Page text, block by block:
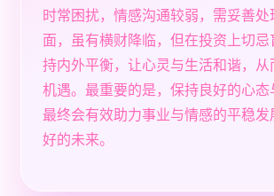
时常困扰，情感沟通较弱，需妥善处
面，虽有横财降临，但在投资上切
持内外平衡，让心灵与生活和谐，从
机遇。最重要的是，保持良好的心态
最终会有效助力事业与情感的平稳
好的未来。